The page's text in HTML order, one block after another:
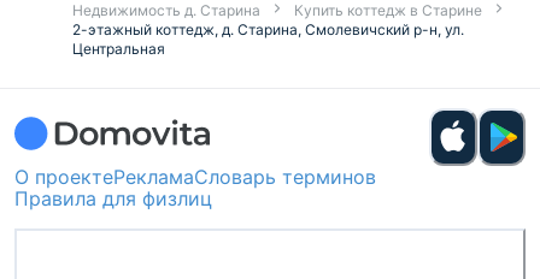
Недвижимость д. Старина
Купить коттедж в Старине
2-этажный коттедж, д. Старина, Смолевичский р-н, ул.
Центральная
О проектеРекламаСловарь терминов
Правила для физлиц